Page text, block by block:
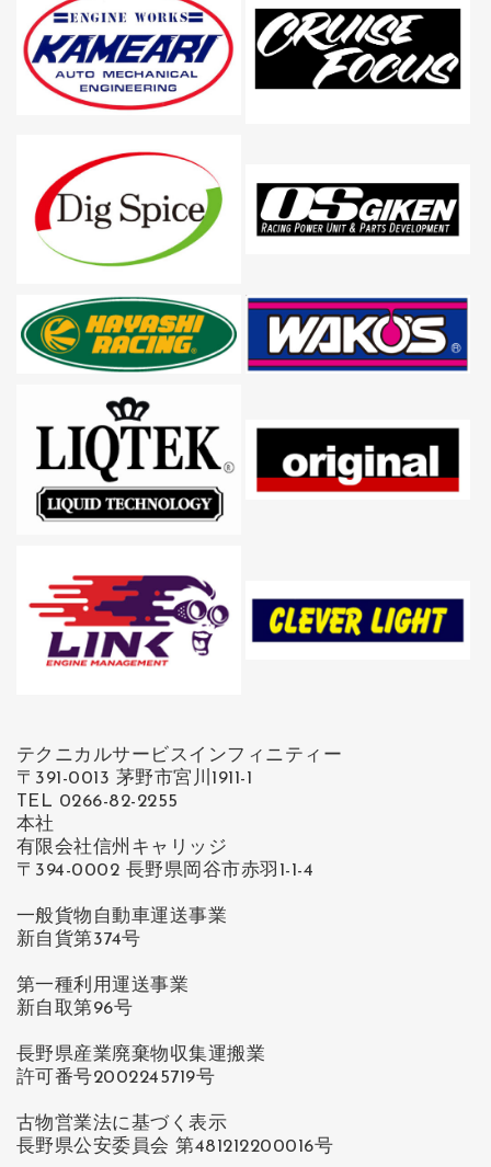
テクニカルサービスインフィニティー
〒391-0013 茅野市宮川1911-1
TEL 0266-82-2255
本社
有限会社信州キャリッジ
〒394-0002 長野県岡谷市赤羽1-1-4
一般貨物自動車運送事業
新自貨第374号
第一種利用運送事業
新自取第96号
長野県産業廃棄物収集運搬業
許可番号2002245719号
古物営業法に基づく表示
長野県公安委員会 第481212200016号